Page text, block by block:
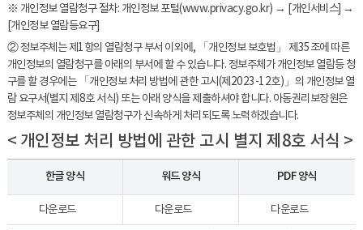
※ 개인정보 열람청구 절차: 개인정보 포털(www.privacy.go.kr) → [개인서비스] →
[개인정보 열람등요구]
② 정보주체는 제1항의 열람청구 부서 이외에, 「개인정보 보호법」 제35조에 따른
개인정보의 열람청구를 아래의 부서에 할 수 있습니다. 정보주체가 개인정보 열람등 청
구를 할 경우에는 「개인정보 처리 방법에 관한 고시(제2023-12호)」의 개인정보 열
람 요구서(별지 제8호 서식) 또는 아래 양식을 제출하셔야 합니다. 아동권리보장원은
정보주체의 개인정보 열람청구가 신속하게 처리되도록 노력하겠습니다.
< 개인정보 처리 방법에 관한 고시 별지 제8호 서식 >
한글 양식 워드 양식 PDF 양식
다운로드 다운로드 다운로드